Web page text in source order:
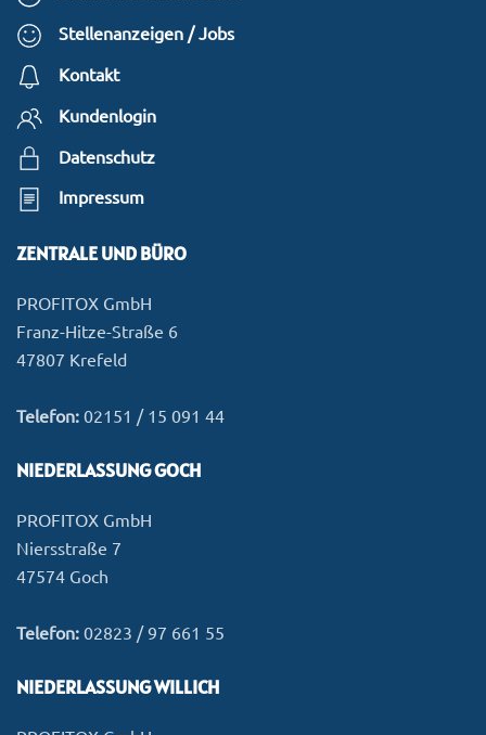
Stellenanzeigen / Jobs
Kontakt
Kundenlogin
Datenschutz
Impressum
ZENTRALE UND BÜRO
PROFITOX GmbH
Franz-Hitze-Straße 6
47807 Krefeld
Telefon: 02151 / 15 091 44
NIEDERLASSUNG GOCH
PROFITOX GmbH
Niersstraße 7
47574 Goch
Telefon: 02823 / 97 661 55
NIEDERLASSUNG WILLICH